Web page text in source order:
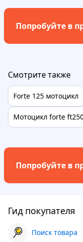
Попробуйте в
Смотрите также
Forte 125 мотоцикл
Мотоцикл forte
Попробуйте в
Гид покупателя
Поиск товара